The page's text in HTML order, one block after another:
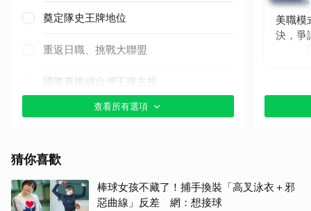
奠定隊史王牌地位
重返日職、挑戰大聯盟
國際賽擔綱台灣王牌主投
其他（歡迎貼文分享）
查看所有選項
美職模
決，爭
猜你喜歡
棒球女孩不藏了！捕手換裝「高叉泳衣＋邪
惡曲線」反差 網：想接球